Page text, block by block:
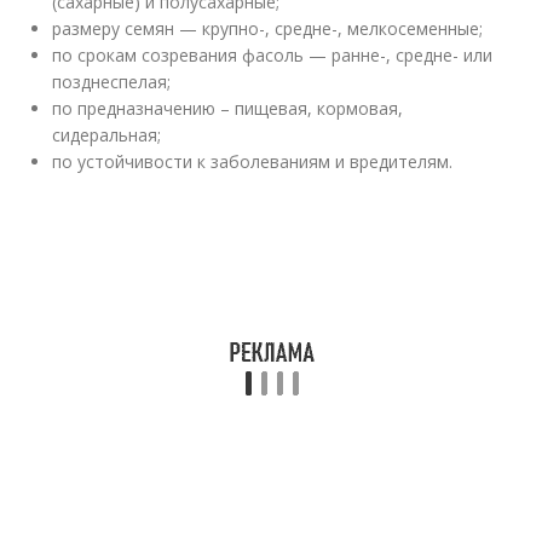
размеру семян — крупно-, средне-, мелкосеменные;
по срокам созревания фасоль — ранне-, средне- или
позднеспелая;
по предназначению – пищевая, кормовая,
сидеральная;
по устойчивости к заболеваниям и вредителям.